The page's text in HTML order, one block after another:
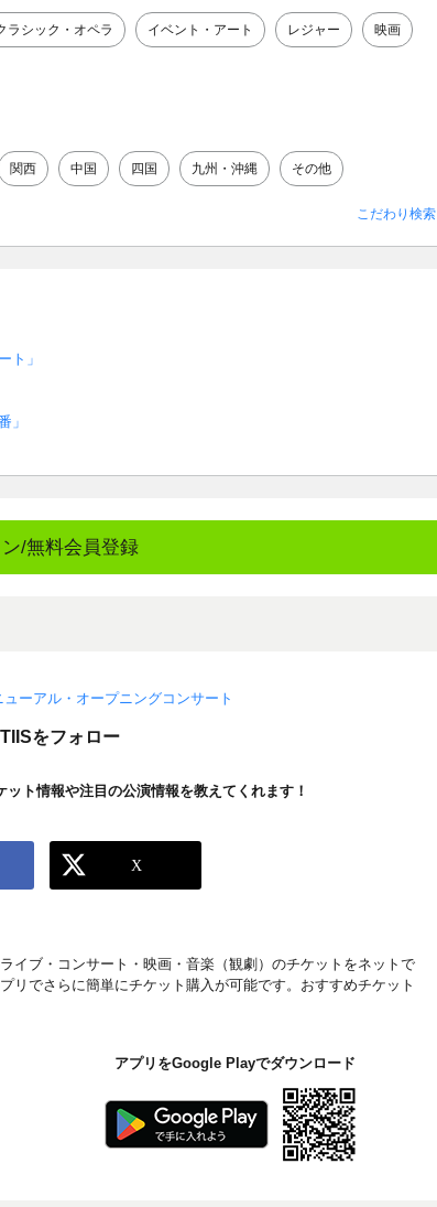
ラシック・オペラ イベント・アート レジャー 映画
関西 中国 四国 九州・沖縄 その他
こだわり検索
ト」
」
ン/無料会員登録
ューアル・オープニングコンサート
をフォロー
ット情報や注目の公演情報を教えてくれます！
イブ・コンサート・映画・音楽（観劇）のチケットをネットで
リでさらに簡単にチケット購入が可能です。おすすめチケット
アプリをGoogle Playでダウンロード